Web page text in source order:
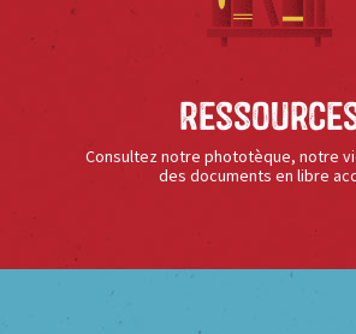
Consultez notre phototèque, notre
des documents en libre